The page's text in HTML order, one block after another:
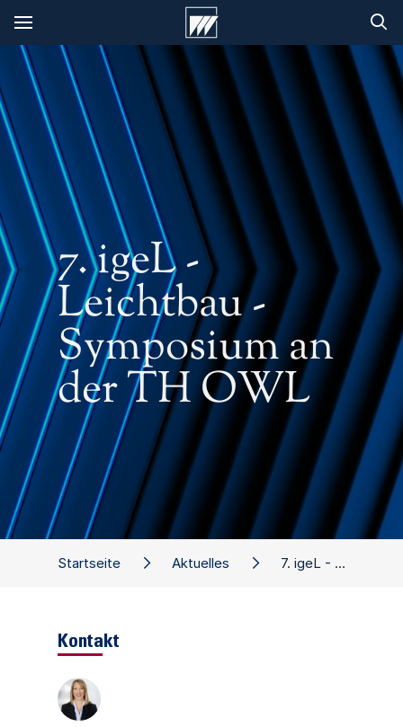
Kontakt
Startseite Aktuelles 7. igeL - Leichtbau - Symposium an der TH OWL
7. igeL -
Leichtbau -
Symposium an
der TH OWL